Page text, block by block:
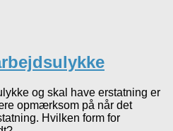
og skal have erstatning er
opmærksom på når det
Hvilken form for